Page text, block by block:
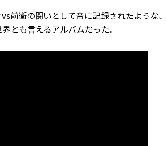
前衛の闘いとして音に記録されたような、
とも言えるアルバムだった。